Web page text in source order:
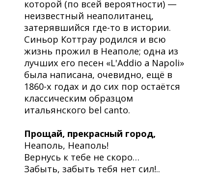
которой (по всей вероятности) —
неизвестный неаполитанец,
затерявшийся где-то в истории.
Синьор Коттрау родился и всю
жизнь прожил в Неаполе; одна из
лучших его песен «L'Addio a Napoli»
была написана, очевидно, ещё в
1860-х годах и до сих пор остаётся
классическим образцом
итальянского bel canto.
Прощай, прекрасный город,
Неаполь, Неаполь!
Вернусь к тебе не скоро…
Забыть, забыть тебя нет сил!..